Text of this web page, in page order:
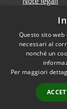
Accessibilità
Questo sito
necessari al
nonché un
Per maggiori